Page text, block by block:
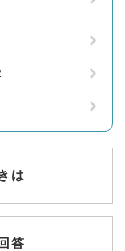
は
答